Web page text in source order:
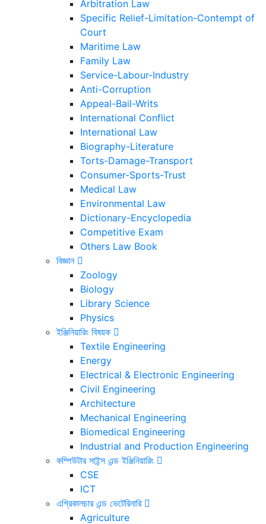
Arbitration Law
Specific Relief-Limitation-Contempt of
Court
Maritime Law
Family Law
Service-Labour-Industry
Anti-Corruption
Appeal-Bail-Writs
International Conflict
International Law
Biography-Literature
Torts-Damage-Transport
Consumer-Sports-Trust
Medical Law
Environmental Law
Dictionary-Encyclopedia
Competitive Exam
Others Law Book
বিজ্ঞান
Zoology
Biology
Library Science
Physics
ইঞ্জিনিয়ারিং বিষয়ক
Textile Engineering
Energy
Electrical & Electronic Engineering
Civil Engineering
Architecture
Mechanical Engineering
Biomedical Engineering
Industrial and Production Engineering
কম্পিউটার সাইন্স এন্ড ইঞ্জিনিয়ারিং
CSE
ICT
এগ্রিকালচার এন্ড ভেটেরিনারি
Agriculture